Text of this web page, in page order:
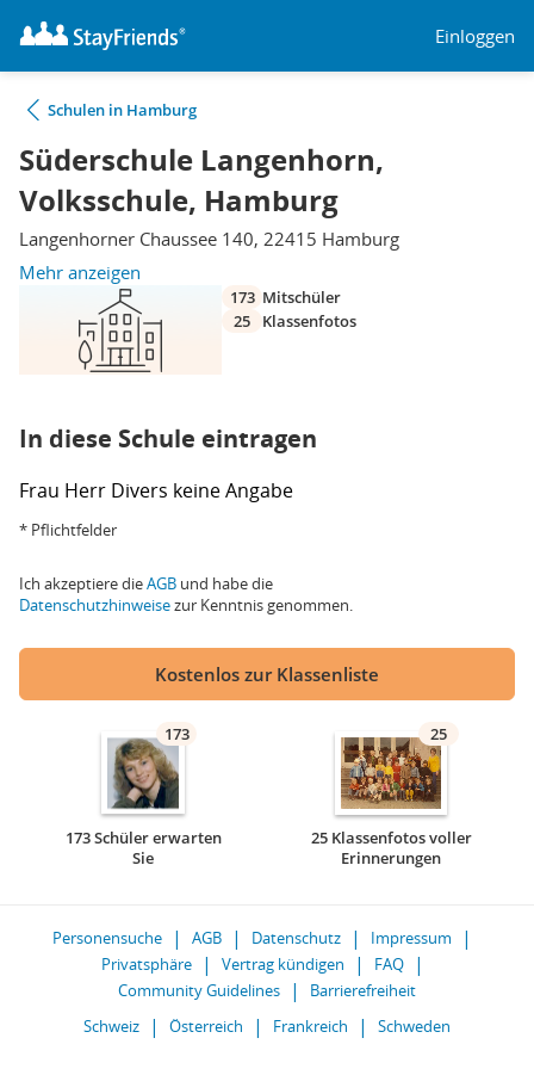
Einloggen
Schulen in Hamburg
Süderschule Langenhorn,
Volksschule, Hamburg
Langenhorner Chaussee 140, 22415 Hamburg
Mehr anzeigen
173 Mitschüler
25
Klassenfotos
In diese Schule eintragen
Frau Herr Divers keine Angabe
* Pflichtfelder
Ich akzeptiere dieAGB und habe die
Datenschutzhinweisezur Kenntnis genommen.
Kostenlos zur Klassenliste
173
173 Schüler erwarten
Sie
25
25 Klassenfotos voller
Erinnerungen
Personensuche AGB Datenschutz
Impressum
Privatsphäre
Vertrag kündigen
FAQ
Community Guidelines
Barrierefreiheit
Schweiz
Österreich Frankreich Schweden